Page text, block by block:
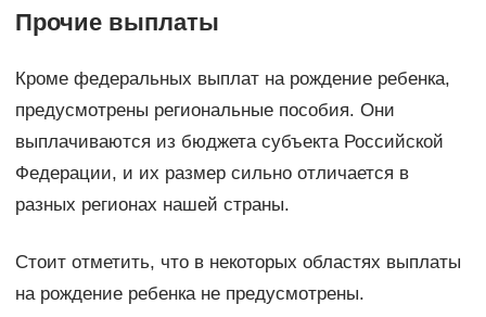
Прочие выплаты
Кроме федеральных выплат на рождение ребенка,
предусмотрены региональные пособия. Они
выплачиваются из бюджета субъекта Российской
Федерации, и их размер сильно отличается в
разных регионах нашей страны.
Стоит отметить, что в некоторых областях выплаты
на рождение ребенка не предусмотрены.